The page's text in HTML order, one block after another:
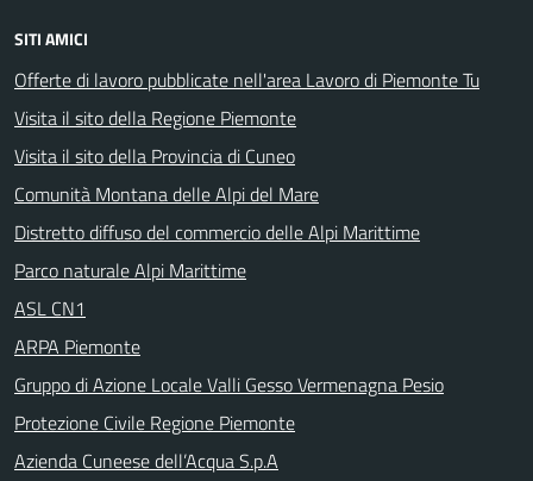
SITI AMICI
Offerte di lavoro pubblicate nell'area Lavoro di Piemonte Tu
Visita il sito della Regione Piemonte
Visita il sito della Provincia di Cuneo
Comunità Montana delle Alpi del Mare
Distretto diffuso del commercio delle Alpi Marittime
Parco naturale Alpi Marittime
ASL CN1
ARPA Piemonte
Gruppo di Azione Locale Valli Gesso Vermenagna Pesio
Protezione Civile Regione Piemonte
Azienda Cuneese dell’Acqua S.p.A